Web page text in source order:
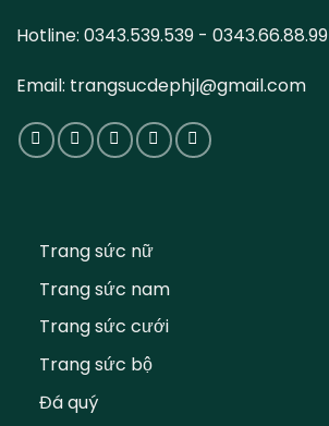
Hotline: 0343.539.539 - 0343.66.88.99
Email: trangsucdephjl@gmail.com
Trang sức nữ
Trang sức nam
Trang sức cưới
Trang sức bộ
Đá quý